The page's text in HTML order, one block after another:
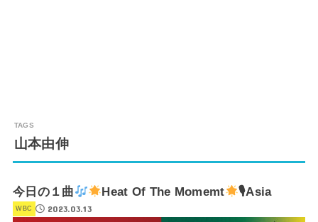
山本由伸
今日の１曲 Heat Of The Momemt 🎙Asia
WBC 2023.03.13